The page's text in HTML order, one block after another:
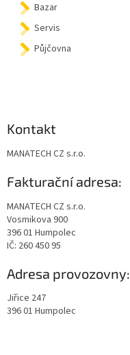
Bazar
Servis
Půjčovna
Kontakt
MANATECH CZ s.r.o.
Fakturační adresa:
MANATECH CZ s.r.o.
Vosmikova 900
396 01 Humpolec
IČ: 260 450 95
Adresa provozovny:
Jiřice 247
396 01 Humpolec